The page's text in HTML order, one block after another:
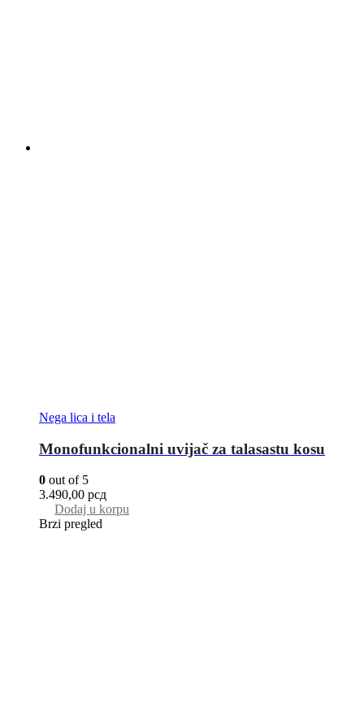
Nega lica i tela
Monofunkcionalni uvijač za talasastu kosu
0 out of 5
3.490,00 рсд
Dodaj u korpu
Brzi pregled